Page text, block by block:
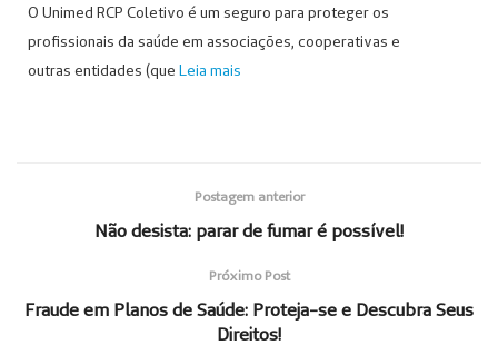
O Unimed RCP Coletivo é um seguro para proteger os
profissionais da saúde em associações, cooperativas e
outras entidades (que Leia mais
Postagem anterior
Não desista: parar de fumar é possível!
Próximo Post
Fraude em Planos de Saúde: Proteja-se e Descubra Seus
Direitos!